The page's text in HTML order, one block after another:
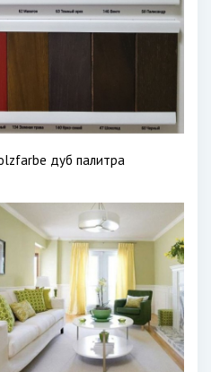
дуб палитра